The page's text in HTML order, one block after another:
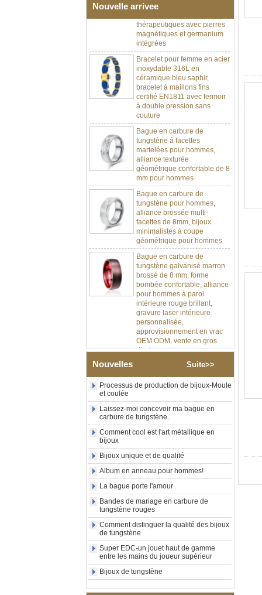
Nouvelle arrivee316L, bracelet à maillons
magnétiques et germanium
intégrées
Bracelet pour femme en acier
inoxydable 316L en
céramique bleu saphir,
bracelet à maillons fins
certifié EN1811 avec fermoir
à double pression sans
couture
Bague en carbure de
tungstène à facettes
martelées pour hommes,
alliance texturée
géométrique confortable de 8
mm pour hommes
Bague en carbure de
tungstène pour hommes,
alliance brossée multi-
facettes de 8mm, bijoux
minimalistes à coupe
géométrique pour hommes
Bague en carbure de
tungstène galvanisé marron
brossé de 8 mm, forme
bombée confortable, alliance
pour hommes à paroi
intérieure rouge brillant,
gravure laser intérieure
personnalisée,
approvisionnement en vrac
OEM ODM, vente en gros
d'usine
tungstène argenté poli de 8
mm, incrustation centrale
d'opale bleue écrasée avec
synthétique, alliance pour
hommes, gravure laser
intérieure personnalisée,
approvisionnement en vrac
d'usin
Bague en carbure de
tungstène avec chevalière
carrée polie noire,
incrustation en bois avec
motif croisé en coquille
d'ormeau, bague de
déclaration religieuse pour
hommes, gravure intérieure
personnalisée,
approvisionnement en vrac
OEM ODM, vente en
Bague en carbure de
Nouvelles Suite>>
Processus de production de bijoux-Moule
et coulée
Laissez-moi concevoir ma bague en
carbure de tungstène.
Comment cool est l'art métallique en
bijoux
Bijoux unique et de qualité
Album en anneau pour hommes!
La bague porte l'amour
Bandes de mariage en carbure de
tungstène rouges
Comment distinguer la qualité des bijoux
de tungstène
Super EDC-un jouet haut de gamme
entre les mains du joueur supérieur
Bijoux de tungstène